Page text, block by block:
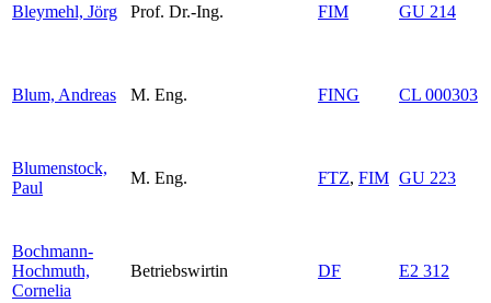
Bleymehl, Jörg Prof. Dr.-Ing. FIM GU 214
Blum, Andreas M. Eng. FING CL 000303
Blumenstock,
Paul
M. Eng. FTZ, FIM GU 223
Bochmann-
Hochmuth,
Cornelia
Betriebswirtin DF E2 312